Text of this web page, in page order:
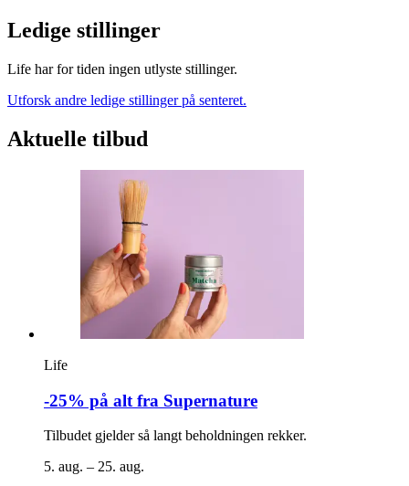
Ledige stillinger
Life har for tiden ingen utlyste stillinger.
Utforsk andre ledige stillinger på senteret.
Aktuelle tilbud
Life
-25% på alt fra Supernature
Tilbudet gjelder så langt beholdningen rekker.
5. aug. – 25. aug.